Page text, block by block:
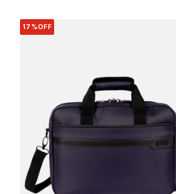
17%OFF